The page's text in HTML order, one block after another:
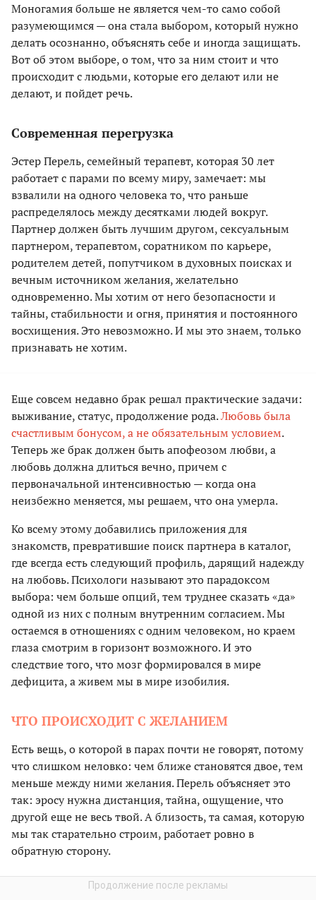
Моногамия больше не является чем-то само собой
разумеющимся — она стала выбором, который нужно
делать осознанно, объяснять себе и иногда защищать.
Вот об этом выборе, о том, что за ним стоит и что
происходит с людьми, которые его делают или не
делают, и пойдет речь.
Современная перегрузка
Эстер Перель, семейный терапевт, которая 30 лет
работает с парами по всему миру, замечает: мы
взвалили на одного человека то, что раньше
распределялось между десятками людей вокруг.
Партнер должен быть лучшим другом, сексуальным
партнером, терапевтом, соратником по карьере,
родителем детей, попутчиком в духовных поисках и
вечным источником желания, желательно
одновременно. Мы хотим от него безопасности и
тайны, стабильности и огня, принятия и постоянного
восхищения. Это невозможно. И мы это знаем, только
признавать не хотим.
Еще совсем недавно брак решал практические задачи:
выживание, статус, продолжение рода.Любовь была
счастливым бонусом, а не обязательным условием.
Теперь же брак должен быть апофеозом любви, а
любовь должна длиться вечно, причем с
первоначальной интенсивностью — когда она
неизбежно меняется, мы решаем, что она умерла.
Ко всему этому добавились приложения для
знакомств, превратившие поиск партнера в каталог,
где всегда есть следующий профиль, дарящий надежду
на любовь. Психологи называют это парадоксом
выбора: чем больше опций, тем труднее сказать «да»
одной из них с полным внутренним согласием. Мы
остаемся в отношениях с одним человеком, но краем
глаза смотрим в горизонт возможного. И это
следствие того, что мозг формировался в мире
дефицита, а живем мы в мире изобилия.
ЧТО ПРОИСХОДИТ С ЖЕЛАНИЕМ
Есть вещь, о которой в парах почти не говорят, потому
что слишком неловко: чем ближе становятся двое, тем
меньше между ними желания. Перель объясняет это
так: эросу нужна дистанция, тайна, ощущение, что
другой еще не весь твой. А близость, та самая, которую
мы так старательно строим, работает ровно в
обратную сторону.